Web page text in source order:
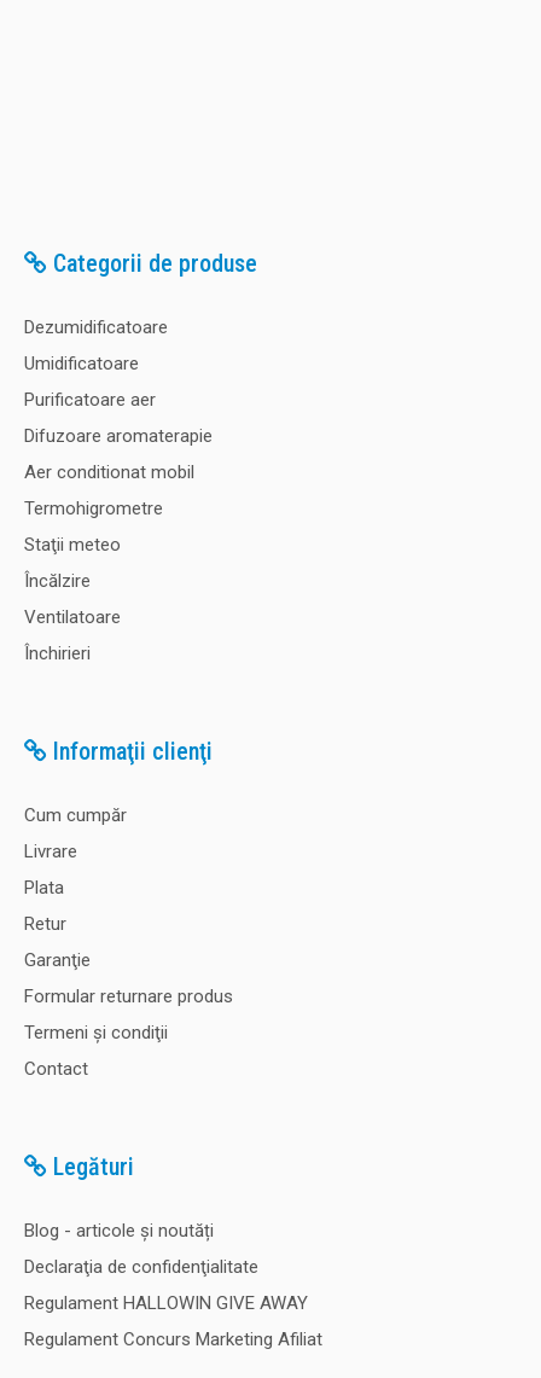
Categorii de produse
Dezumidificatoare
Umidificatoare
Purificatoare aer
Difuzoare aromaterapie
Aer conditionat mobil
Termohigrometre
Staţii meteo
Încălzire
Ventilatoare
Închirieri
Informaţii clienţi
Cum cumpăr
Livrare
Plata
Retur
Garanţie
Formular returnare produs
Termeni şi condiţii
Contact
Legături
Blog - articole și noutăți
Declaraţia de confidenţialitate
Regulament HALLOWIN GIVE AWAY
Regulament Concurs Marketing Afiliat